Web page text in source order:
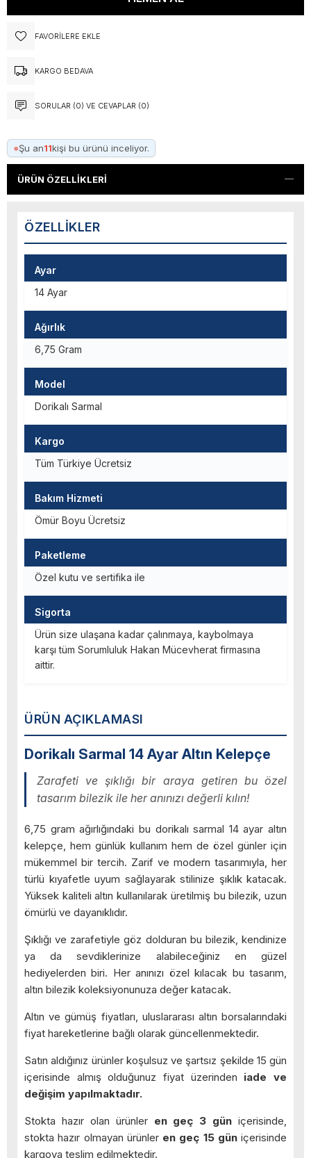
FAVORILERE EKLE
KARGO BEDAVA
SORULAR (0) VE CEVAPLAR (0)
●Şu an11kişi bu ürünü inceliyor.
ÜRÜN ÖZELLIKLERI
ÜRÜN AÇIKLAMASI
Dorikalı Sarmal 14 Ayar Altın Kelepçe
Zarafeti ve şıklığı bir araya getiren bu özel
tasarım bilezik ile her anınızı değerli kılın!
6,75 gram ağırlığındaki bu dorikalı sarmal 14 ayar altın
kelepçe, hem günlük kullanım hem de özel günler için
mükemmel bir tercih. Zarif ve modern tasarımıyla, her
türlü kıyafetle uyum sağlayarak stilinize şıklık katacak.
Yüksek kaliteli altın kullanılarak üretilmiş bu bilezik, uzun
ömürlü ve dayanıklıdır.
Şıklığı ve zarafetiyle göz dolduran bu bilezik, kendinize
ya da sevdiklerinize alabileceğiniz en güzel
hediyelerden biri. Her anınızı özel kılacak bu tasarım,
altın bilezik koleksiyonunuza değer katacak.
Altın ve gümüş fiyatları, uluslararası altın borsalarındaki
fiyat hareketlerine bağlı olarak güncellenmektedir.
Satın aldığınız ürünler koşulsuz ve şartsız şekilde 15 gün
içerisinde almış olduğunuz fiyat üzerinden iade ve
değişim yapılmaktadır.
Stokta hazır olan ürünler en geç 3 gün içerisinde,
stokta hazır olmayan ürünler en geç 15 güniçerisinde
kargoya teslim edilmektedir.
ÖZELLIKLER
Ayar
14 Ayar
Ağırlık
6,75 Gram
Model
Dorikalı Sarmal
Kargo
Tüm Türkiye Ücretsiz
Bakım Hizmeti
Ömür Boyu Ücretsiz
Paketleme
Özel kutu ve sertifika ile
Sigorta
Ürün size ulaşana kadar çalınmaya, kaybolmaya
karşı tüm Sorumluluk Hakan Mücevherat firmasına
aittir.